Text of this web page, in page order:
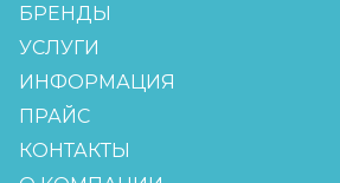
БРЕНДЫ
УСЛУГИ
ИНФОРМАЦИЯ
ПРАЙС
КОНТАКТЫ